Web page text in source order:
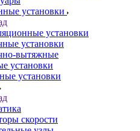
установки
установки
установки
вытяжные
установки
установки
скорости